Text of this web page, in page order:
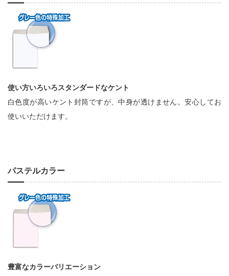
使い方いろいろスタンダードなケント
白色度が高いケント封筒ですが、中身が透けません。安心してお
使いいただけます。
パステルカラー
豊富なカラーバリエーション